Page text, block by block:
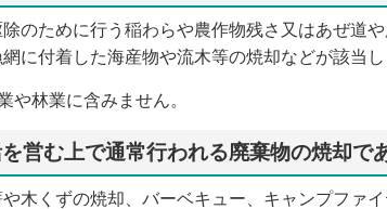
のために行う稲わらや農作物残さ又はあぜ道
に付着した海産物や流木等の焼却などが該当し
や林業に含みません。
営む上で通常行われる廃棄物の焼却で
木くずの焼却、バーベキュー、キャンプファ